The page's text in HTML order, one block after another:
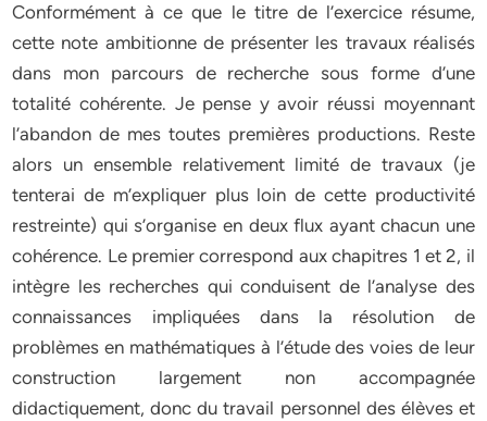
Conformément à ce que le titre de l’exercice résume,
cette note ambitionne de présenter les travaux réalisés
dans mon parcours de recherche sous forme d’une
totalité cohérente. Je pense y avoir réussi moyennant
l’abandon de mes toutes premières productions. Reste
alors un ensemble relativement limité de travaux (je
tenterai de m’expliquer plus loin de cette productivité
restreinte) qui s’organise en deux flux ayant chacun une
cohérence. Le premier correspond aux chapitres 1 et 2, il
intègre les recherches qui conduisent de l’analyse des
connaissances impliquées dans la résolution de
problèmes en mathématiques à l’étude des voies de leur
construction largement non accompagnée
didactiquement, donc du travail personnel des élèves et